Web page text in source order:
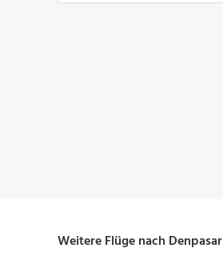
Weitere Flüge nach Denpasar